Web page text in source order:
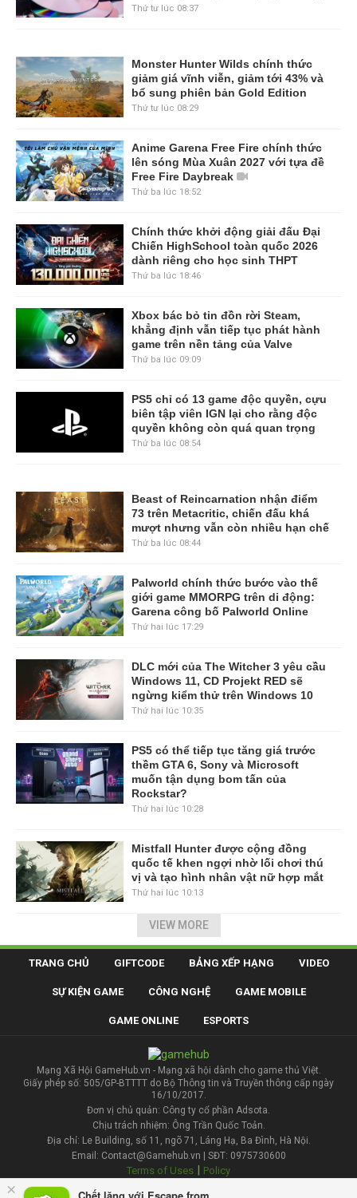
×
Thứ tư lúc 08:37
Monster Hunter Wilds chính thức
giảm giá vĩnh viễn, giảm tới 43% và
bổ sung phiên bản Gold Edition
Thứ tư lúc 08:29
Anime Garena Free Fire chính thức
lên sóng Mùa Xuân 2027 với tựa đề
Free Fire Daybreak
Thứ ba lúc 18:52
Chính thức khởi động giải đấu Đại
Chiến HighSchool toàn quốc 2026
dành riêng cho học sinh THPT
Thứ ba lúc 18:46
Xbox bác bỏ tin đồn rời Steam,
khẳng định vẫn tiếp tục phát hành
game trên nền tảng của Valve
Thứ ba lúc 09:09
PS5 chỉ có 13 game độc quyền, cựu
biên tập viên IGN lại cho rằng độc
quyền không còn quá quan trọng
Thứ ba lúc 08:54
Beast of Reincarnation nhận điểm
73 trên Metacritic, chiến đấu khá
mượt nhưng vẫn còn nhiều hạn chế
Thứ ba lúc 08:44
Palworld chính thức bước vào thế
giới game MMORPG trên di động:
Garena công bố Palworld Online
Thứ hai lúc 17:29
DLC mới của The Witcher 3 yêu cầu
Windows 11, CD Projekt RED sẽ
ngừng kiểm thử trên Windows 10
Thứ hai lúc 10:35
PS5 có thể tiếp tục tăng giá trước
thềm GTA 6, Sony và Microsoft
muốn tận dụng bom tấn của
Rockstar?
Thứ hai lúc 10:28
Mistfall Hunter được cộng đồng
quốc tế khen ngợi nhờ lối chơi thú
vị và tạo hình nhân vật nữ hợp mắt
Thứ hai lúc 10:13
VIEW MORE
TRANG CHỦ GIFTCODE BẢNG XẾP HẠNG VIDEO
SỰ KIỆN GAME CÔNG NGHỆ GAME MOBILE
GAME ONLINE ESPORTS
Mạng Xã Hội GameHub.vn - Mạng xã hội dành cho game thủ Việt.
Giấy phép số: 505/GP-BTTTT do Bộ Thông tin và Truyền thông cấp ngày
16/10/2017.
Đơn vị chủ quản: Công ty cổ phần Adsota.
Chịu trách nhiệm: Ông Trần Quốc Toản.
Địa chỉ: Le Building, số 11, ngõ 71, Láng Hạ, Ba Đình, Hà Nội.
Email: Contact@Gamehub.vn | SĐT: 0975730600
Terms of Uses Policy